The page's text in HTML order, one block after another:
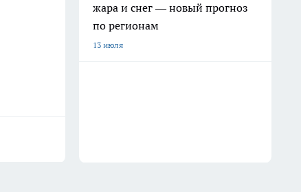
жара и снег — новый прогноз
по регионам
13 июля